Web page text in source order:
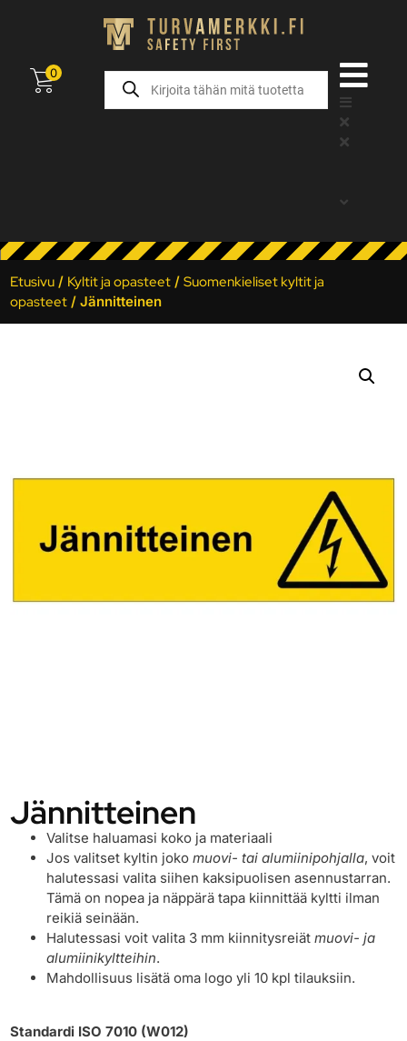
0
Etusivu / Kyltit ja opasteet /Suomenkieliset kyltit ja
opasteet / Jännitteinen
Jännitteinen
Valitse haluamasi koko ja materiaali
Jos valitset kyltin jokomuovi- tai alumiinipohjalla, voit
halutessasi valita siihen kaksipuolisen asennustarran.
Tämä on nopea ja näppärä tapa kiinnittää kyltti ilman
reikiä seinään.
Halutessasi voit valita 3 mm kiinnitysreiätmuovi- ja
alumiinikyltteihin.
Mahdollisuus lisätä oma logo yli 10 kpl tilauksiin.
Standardi ISO 7010 (W012)